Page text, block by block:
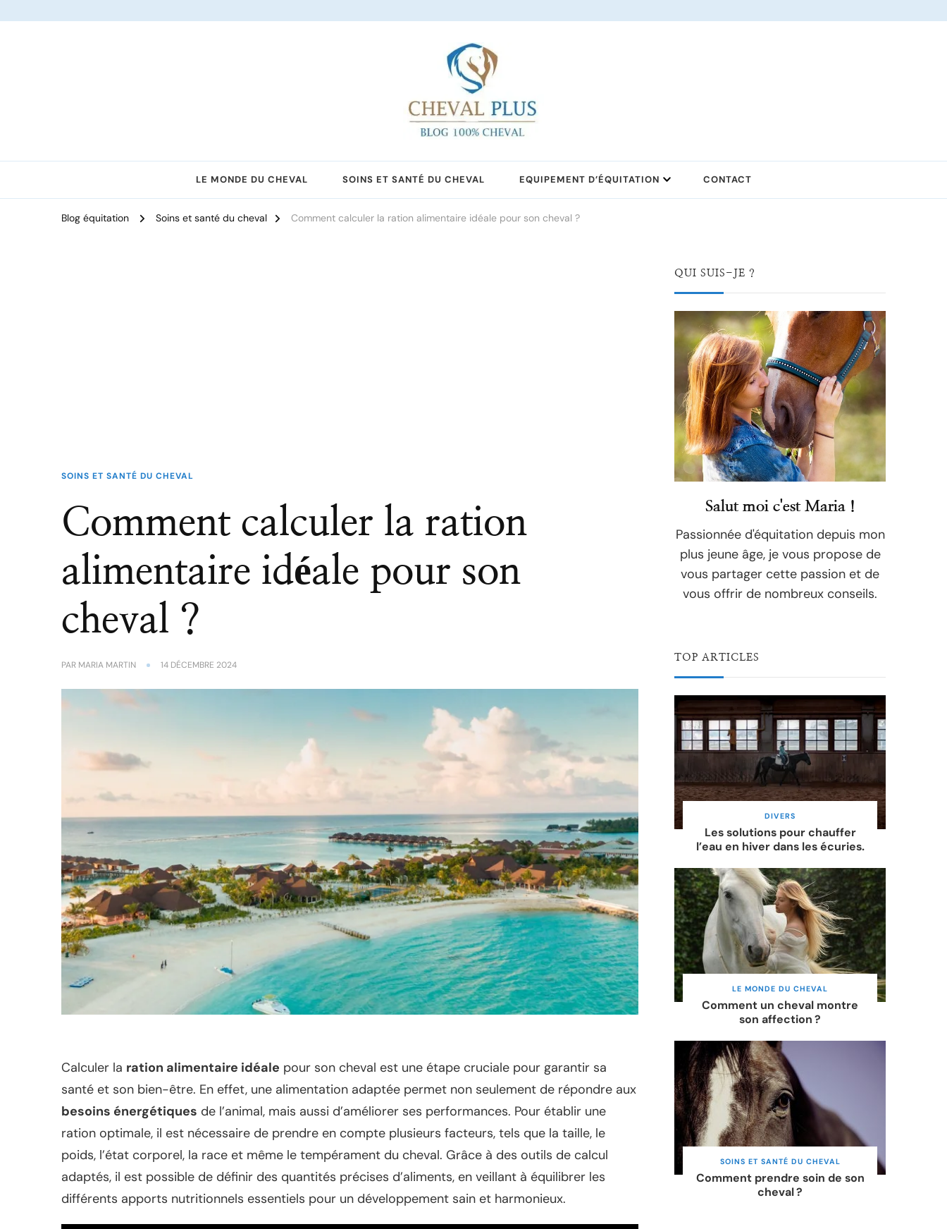
LE MONDE DU CHEVAL SOINS ET SANTÉ DU CHEVAL EQUIPEMENT D’ÉQUITATION CONTACT
Blog équitation Soins et santé du cheval Comment calculer la ration alimentaire idéale pour son cheval ?
SOINS ET SANTÉ DU CHEVAL
Comment calculer la ration
alimentaire idéale pour son
cheval ?
PAR MARIA MARTIN 14 DÉCEMBRE 2024
Calculer la ration alimentaire idéale pour son cheval est une étape cruciale pour garantir sa
santé et son bien-être. En effet, une alimentation adaptée permet non seulement de répondre aux
besoins énergétiques de l’animal, mais aussi d’améliorer ses performances. Pour établir une
ration optimale, il est nécessaire de prendre en compte plusieurs facteurs, tels que la taille, le
poids, l’état corporel, la race et même le tempérament du cheval. Grâce à des outils de calcul
adaptés, il est possible de définir des quantités précises d’aliments, en veillant à équilibrer les
différents apports nutritionnels essentiels pour un développement sain et harmonieux.
QUI SUIS-JE ?
Salut moi c'est Maria !
Passionnée d'équitation depuis mon
plus jeune âge, je vous propose de
vous partager cette passion et de
vous offrir de nombreux conseils.
TOP ARTICLES
DIVERS
Les solutions pour chauffer
l’eau en hiver dans les écuries.
LE MONDE DU CHEVAL
Comment un cheval montre
son affection ?
SOINS ET SANTÉ DU CHEVAL
Comment prendre soin de son
cheval ?